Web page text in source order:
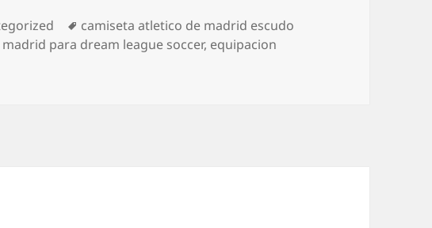
Etiquetas
camiseta atletico de madrid escudo
para dream league soccer, equipacion